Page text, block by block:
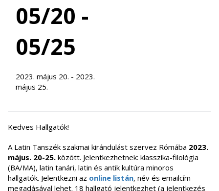
05/20 -
05/25
2023. május 20. - 2023.
május 25.
Kedves Hallgatók!
A Latin Tanszék szakmai kirándulást szervez Rómába 2023.
május. 20-25. között. Jelentkezhetnek: klasszika-filológia
(BA/MA), latin tanári, latin és antik kultúra minoros
hallgatók. Jelentkezni az online listán, név és emailcím
megadásával lehet. 18 hallgató jelentkezhet (a jelentkezés